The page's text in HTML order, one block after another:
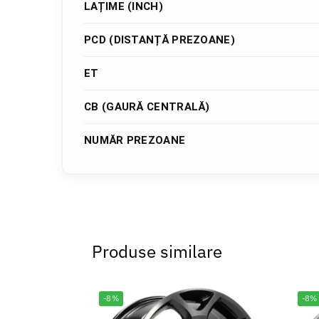
LAȚIME (INCH)
PCD (DISTANȚĂ PREZOANE)
ET
CB (GAURĂ CENTRALĂ)
NUMĂR PREZOANE
Produse similare
-8% -8%